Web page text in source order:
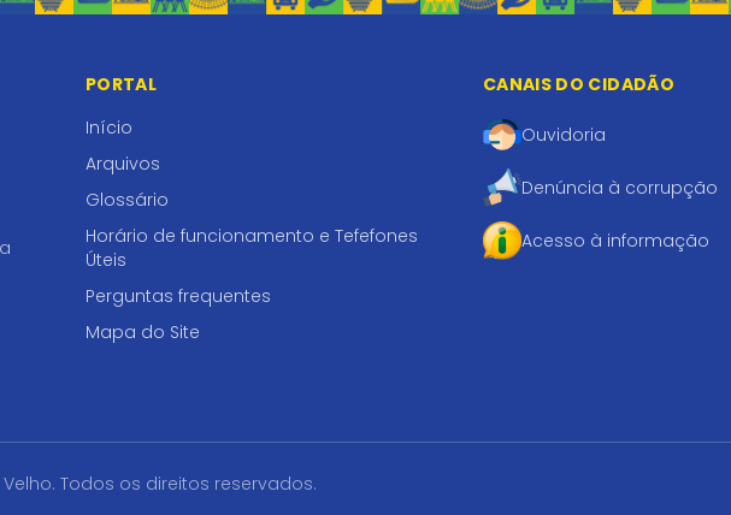
PORTAL
Início
Arquivos
Glossário
Horário de funcionamento e Tefefones
Úteis
Perguntas frequentes
Mapa do Site
CANAIS DO CIDADÃO
Ouvidoria
Denúncia à corrupção
Acesso à informação
Todos os direitos reservados.